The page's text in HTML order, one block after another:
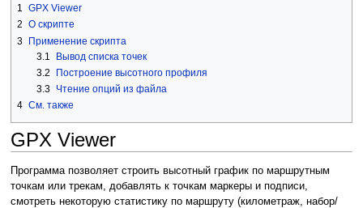
1 GPX Viewer
2 О скрипте
3 Применение скрипта
3.1
Вывод списка точек
3.2
Построение высотного профиля
3.3 Чтение опций из файла
4 См. также
GPX Viewer
Программа позволяет строить высотный график по маршрутным
точкам или трекам, добавлять к точкам маркеры и подписи,
смотреть некоторую статистику по маршруту (километраж, набор/